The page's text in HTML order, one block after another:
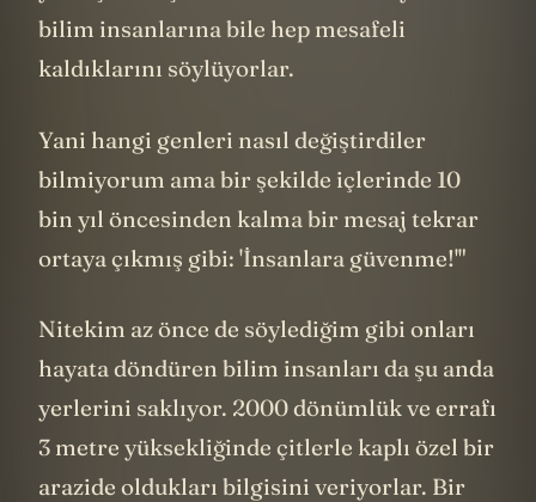
yaklaşmamışlar. Kendilerini besleyen
bilim insanlarına bile hep mesafeli
Yani hangi genleri nasıl değiştirdiler
bilmiyorum ama bir şekilde içlerinde 10
bin yıl öncesinden kalma bir mesaj tekrar
Nitekim az önce de söylediğim gibi onları
hayata döndüren bilim insanları da şu anda
yerlerini saklıyor. 2000 dönümlük ve errafı
3 metre yüksekliğinde çitlerle kaplı özel bir